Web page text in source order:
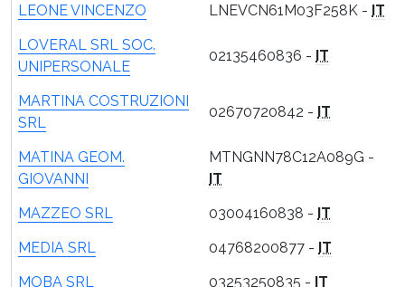
LEONE VINCENZO
LNEVCN61M03F258K - IT
LOVERAL SRL SOC.
UNIPERSONALE
02135460836 - IT
MARTINA COSTRUZIONI
SRL
02670720842 - IT
MATINA GEOM.
GIOVANNI
MTNGNN78C12A089G -
IT
MAZZEO SRL
03004160838 - IT
MEDIA SRL
04768200877 - IT
MOBA SRL
03253250835 - IT